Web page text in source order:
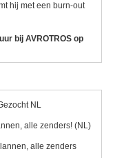
hij met een burn-out
bij AVROTROS op
NL
alle zenders! (NL)
alle zenders